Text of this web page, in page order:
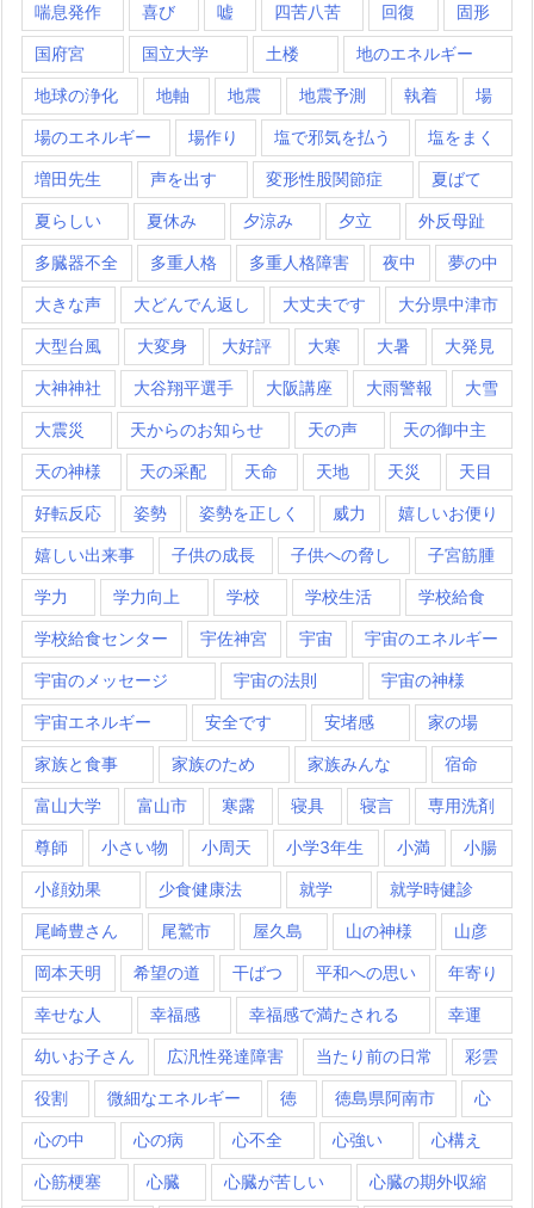
喘息発作 喜び 嘘 四苦八苦 回復 固形
国府宮 国立大学 土楼 地のエネルギー
地球の浄化 地軸 地震 地震予測 執着 場
場のエネルギー 場作り 塩で邪気を払う 塩をまく
増田先生 声を出す 変形性股関節症 夏ばて
夏らしい 夏休み 夕涼み 夕立 外反母趾
多臓器不全 多重人格 多重人格障害 夜中 夢の中
大きな声 大どんでん返し 大丈夫です 大分県中津市
大型台風 大変身 大好評 大寒 大暑 大発見
大神神社 大谷翔平選手 大阪講座 大雨警報 大雪
大震災 天からのお知らせ 天の声 天の御中主
天の神様 天の采配 天命 天地 天災 天目
好転反応 姿勢 姿勢を正しく 威力 嬉しいお便り
嬉しい出来事 子供の成長 子供への脅し 子宮筋腫
学力 学力向上 学校 学校生活 学校給食
学校給食センター 宇佐神宮 宇宙 宇宙のエネルギー
宇宙のメッセージ 宇宙の法則 宇宙の神様
宇宙エネルギー 安全です 安堵感 家の場
家族と食事 家族のため 家族みんな 宿命
富山大学 富山市 寒露 寝具 寝言 専用洗剤
尊師 小さい物 小周天 小学3年生 小満 小腸
小顔効果 少食健康法 就学 就学時健診
尾崎豊さん 尾鷲市 屋久島 山の神様 山彦
岡本天明 希望の道 干ばつ 平和への思い 年寄り
幸せな人 幸福感 幸福感で満たされる 幸運
幼いお子さん 広汎性発達障害 当たり前の日常 彩雲
役割 微細なエネルギー 徳 徳島県阿南市 心
心の中 心の病 心不全 心強い 心構え
心筋梗塞 心臓 心臓が苦しい 心臓の期外収縮